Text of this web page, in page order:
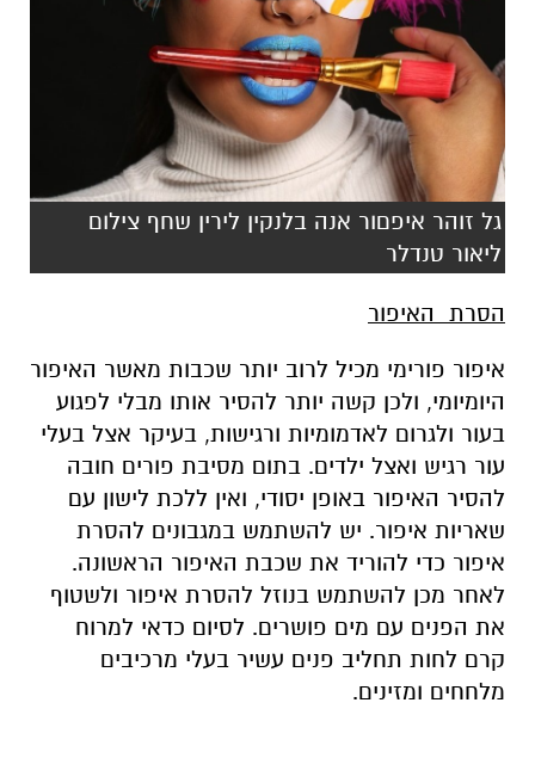
גל זוהר איפםור אנה בלנקין לירין שחף צילום
ליאור טנדלר
הסרת האיפור
איפור פורימי מכיל לרוב יותר שכבות מאשר האיפור
היומיומי, ולכן קשה יותר להסיר אותו מבלי לפגוע
בעור ולגרום לאדמומיות ורגישות, בעיקר אצל בעלי
עור רגיש ואצל ילדים. בתום מסיבת פורים חובה
להסיר האיפור באופן יסודי, ואין ללכת לישון עם
שאריות איפור. יש להשתמש במגבונים להסרת
איפור כדי להוריד את שכבת האיפור הראשונה.
לאחר מכן להשתמש בנוזל להסרת איפור ולשטוף
את הפנים עם מים פושרים. לסיום כדאי למרוח
קרם לחות תחליב פנים עשיר בעלי מרכיבים
מלחחים ומזינים.